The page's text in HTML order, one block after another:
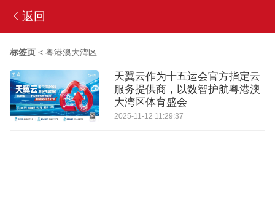
返回
标签页< 粤港澳大湾区
天翼云作为十五运会官方指定云
服务提供商，以数智护航粤港澳
大湾区体育盛会
2025-11-12 11:29:37